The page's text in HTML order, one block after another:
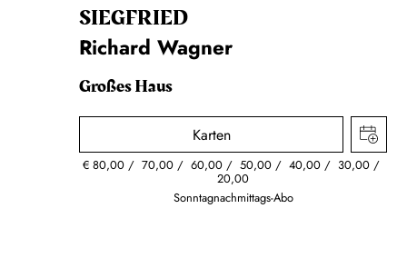
SIEG­FRIED
Richard Wagner
Großes Haus
Karten
€80,00 70,00 60,00 50,00 40,00 30,00
20,00
Sonntagnachmittags-Abo